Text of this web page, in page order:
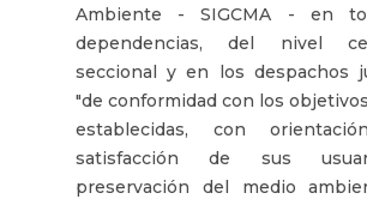
Ambiente - SIGCMA - en
dependencias, del nivel
seccional y en los despachos
"de conformidad con los
establecidas, con
satisfacción de sus
preservación del medio